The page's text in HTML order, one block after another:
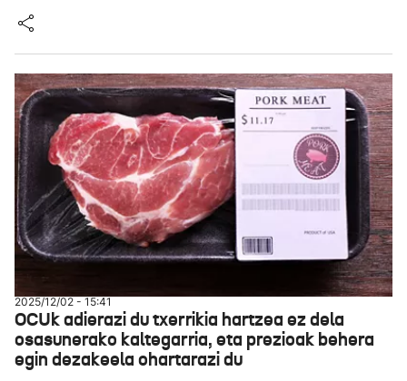
2025/12/02 - 15:41
OCUk adierazi du txerrikia hartzea ez dela
osasunerako kaltegarria, eta prezioak behera
egin dezakeela ohartarazi du